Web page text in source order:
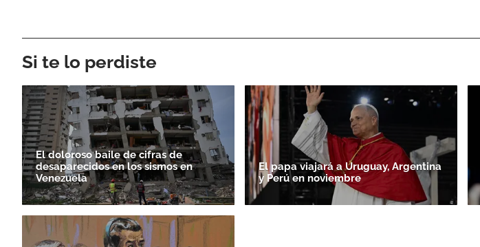
Si te lo perdiste
El doloroso baile de cifras de
desaparecidos en los sismos en
Venezuela
El papa viajará a Uruguay, Argentina
y Perú en noviembre